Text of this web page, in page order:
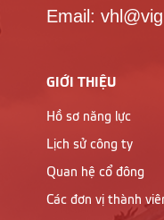
Email:
GIỚI THIỆU
Hồ sơ năng lực
Lịch sử công ty
Quan hệ cổ đông
Các đơn vị thành